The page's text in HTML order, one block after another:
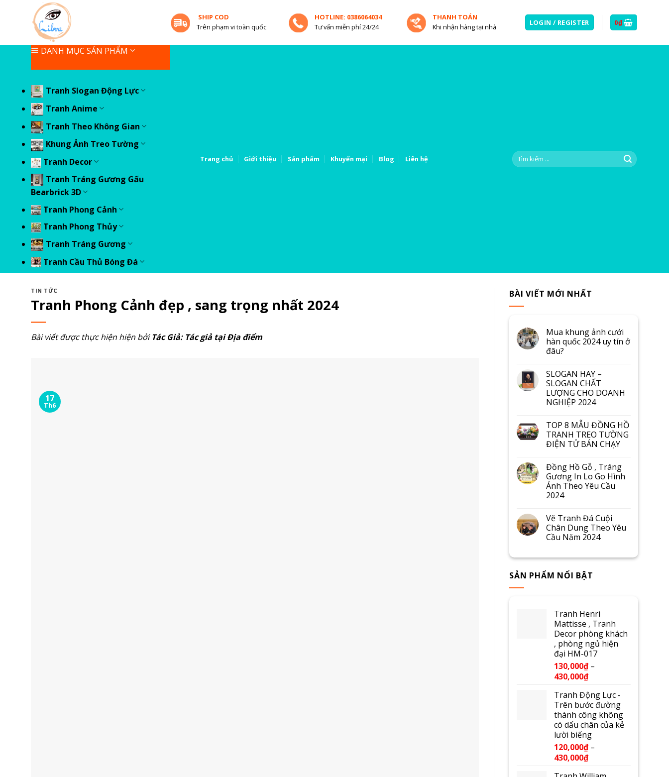
SHIP COD
Trên phạm vi toàn quốc
HOTLINE: 0386064034
Tư vấn miễn phí 24/24
THANH TOÁN
Khi nhận hàng tại nhà
LOGIN / REGISTER 0₫
DANH MỤC SẢN PHẨM
Tranh Slogan Động Lực
Tranh Anime
Tranh Theo Không Gian
Khung Ảnh Treo Tường
Tranh Decor
Tranh Tráng Gương Gấu
Bearbrick 3D
Tranh Phong Cảnh
Tranh Phong Thủy
Tranh Tráng Gương
Tranh Cầu Thủ Bóng Đá
Trang chủ Giới thiệu Sản phẩm Khuyến mại Blog Liên hệ
Search
for:
TIN TỨC
Tranh Phong Cảnh đẹp , sang trọng nhất 2024
Bài viết được thực hiện hiện bởiTác Giả:Tác giả tại Địa điểm
17
Th6
BÀI VIẾT MỚI NHẤT
Mua khung ảnh cưới
hàn quốc 2024 uy tín ở
đâu?
SLOGAN HAY –
SLOGAN CHẤT
LƯỢNG CHO DOANH
NGHIỆP 2024
TOP 8 MẪU ĐỒNG HỒ
TRANH TREO TƯỜNG
ĐIỆN TỬ BÁN CHẠY
Đồng Hồ Gỗ , Tráng
Gương In Lo Go Hình
Ảnh Theo Yêu Cầu
2024
Vẽ Tranh Đá Cuội
Chân Dung Theo Yêu
Cầu Năm 2024
SẢN PHẨM NỔI BẬT
Tranh Henri
Mattisse , Tranh
Decor phòng khách
, phòng ngủ hiện
đại HM-017
130,000₫ –
430,000₫
Tranh Động Lực -
Trên bước đường
thành công không
có dấu chân của kẻ
lười biếng
120,000₫ –
430,000₫